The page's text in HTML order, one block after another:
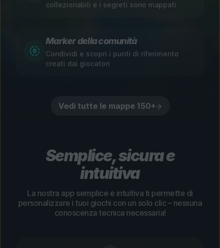
collezionabili e i segreti sono mappati
Marker della comunità
Condividi e scopri i punti di riferimento
creati dai giocatori
Vedi tutte le mappe 150+
Semplice, sicura e
intuitiva
La nostra app semplice e intuitiva ti permette di
personalizzare i tuoi giochi con un solo clic – nessuna
conoscenza tecnica necessaria!